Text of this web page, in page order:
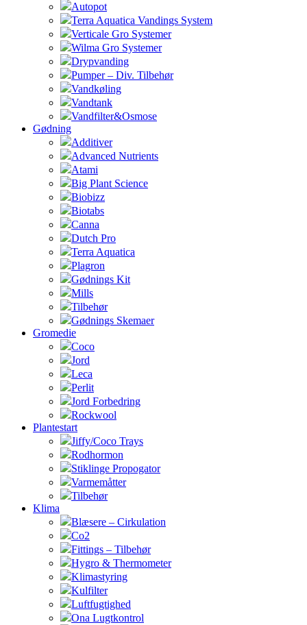
Autopot
Terra Aquatica Vandings System
Verticale Gro Systemer
Wilma Gro Systemer
Drypvanding
Pumper – Div. Tilbehør
Vandkøling
Vandtank
Vandfilter&Osmose
Gødning
Additiver
Advanced Nutrients
Atami
Big Plant Science
Biobizz
Biotabs
Canna
Dutch Pro
Terra Aquatica
Plagron
Gødnings Kit
Mills
Tilbehør
Gødnings Skemaer
Gromedie
Coco
Jord
Leca
Perlit
Jord Forbedring
Rockwool
Plantestart
Jiffy/Coco Trays
Rodhormon
Stiklinge Propogator
Varmemåtter
Tilbehør
Klima
Blæsere – Cirkulation
Co2
Fittings – Tilbehør
Hygro & Thermometer
Klimastyring
Kulfilter
Luftfugtighed
Ona Lugtkontrol